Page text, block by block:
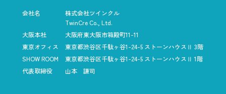
会社名
株式会社ツインクル
TwinCre Co., Ltd.
大阪本社
大阪府東大阪市箱殿町11-11
東京オフィス
東京都渋谷区千駄ヶ谷1-24-5 ストーンハウスⅡ 3階
SHOW ROOM
東京都渋谷区千駄ヶ谷1-24-5 ストーンハウスⅡ 1階
代表取締役
山本 謙司